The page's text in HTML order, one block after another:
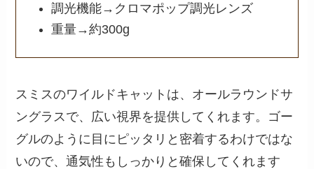
調光機能→クロマポップ調光レンズ
重量→約300g
スミスのワイルドキャットは、オールラウンドサ
ングラスで、広い視界を提供してくれます。ゴー
グルのように目にピッタリと密着するわけではな
いので、通気性もしっかりと確保してくれます